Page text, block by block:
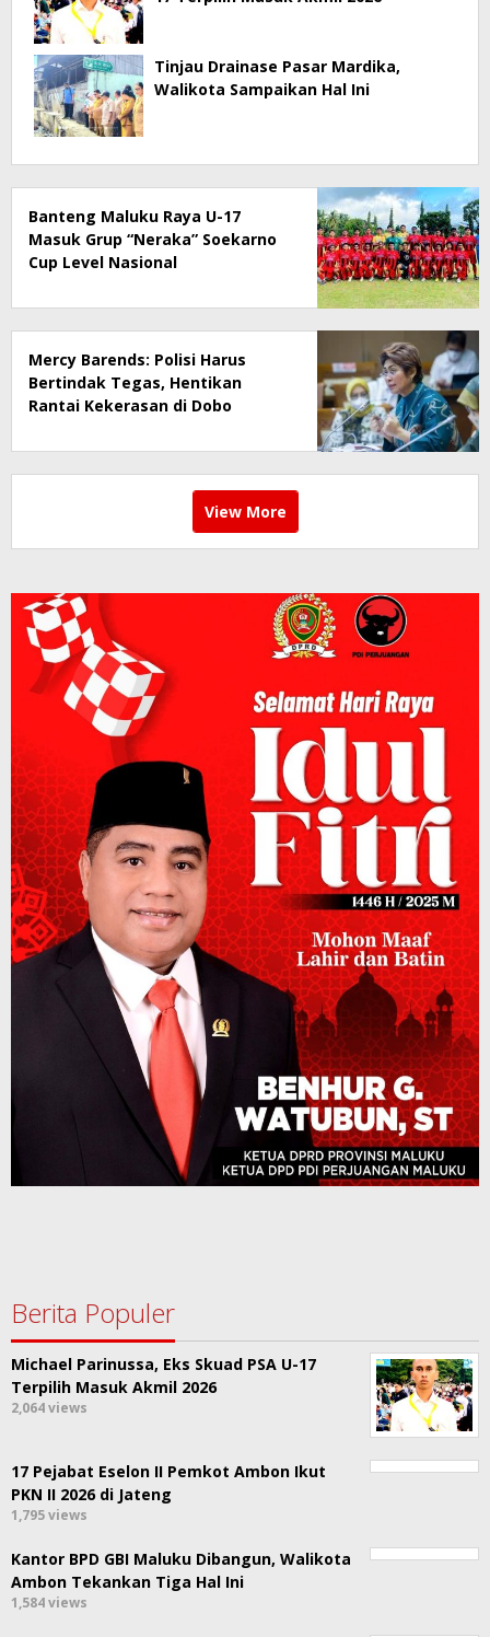
Tinjau Drainase Pasar Mardika,
Walikota Sampaikan Hal Ini
Banteng Maluku Raya U-17
Masuk Grup “Neraka” Soekarno
Cup Level Nasional
Mercy Barends: Polisi Harus
Bertindak Tegas, Hentikan
Rantai Kekerasan di Dobo
View More
Berita Populer
Michael Parinussa, Eks Skuad PSA U-17
Terpilih Masuk Akmil 2026
2,064 views
17 Pejabat Eselon II Pemkot Ambon Ikut
PKN II 2026 di Jateng
1,795 views
Kantor BPD GBI Maluku Dibangun, Walikota
Ambon Tekankan Tiga Hal Ini
1,584 views